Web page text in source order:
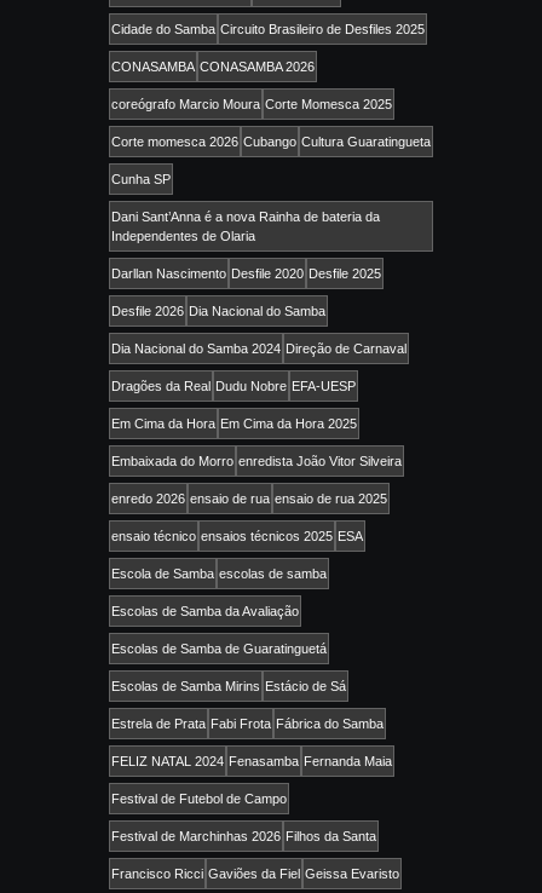
Cidade do Samba Circuito Brasileiro de Desfiles 2025
CONASAMBA CONASAMBA 2026
coreógrafo Marcio Moura Corte Momesca 2025
Corte momesca 2026 Cubango Cultura Guaratingueta
Cunha SP
Dani Sant’Anna é a nova Rainha de bateria da
Independentes de Olaria
Darllan Nascimento Desfile 2020 Desfile 2025
Desfile 2026 Dia Nacional do Samba
Dia Nacional do Samba 2024 Direção de Carnaval
Dragões da Real Dudu Nobre EFA-UESP
Em Cima da Hora Em Cima da Hora 2025
Embaixada do Morro enredista João Vitor Silveira
enredo 2026 ensaio de rua ensaio de rua 2025
ensaio técnico ensaios técnicos 2025 ESA
Escola de Samba escolas de samba
Escolas de Samba da Avaliação
Escolas de Samba de Guaratinguetá
Escolas de Samba Mirins Estácio de Sá
Estrela de Prata Fabi Frota Fábrica do Samba
FELIZ NATAL 2024 Fenasamba Fernanda Maia
Festival de Futebol de Campo
Festival de Marchinhas 2026 Filhos da Santa
Francisco Ricci Gaviões da Fiel Geissa Evaristo